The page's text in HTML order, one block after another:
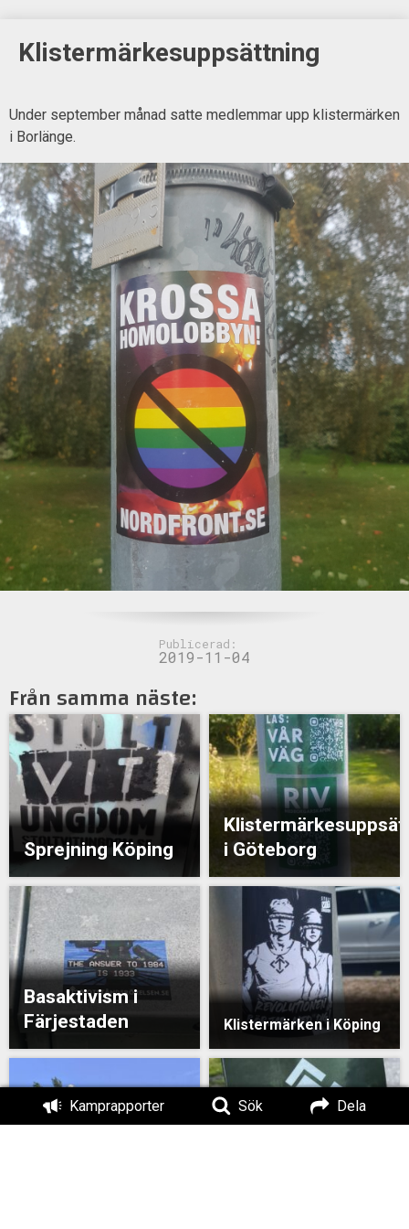
Kamprapporter Sök Dela
Klistermärkesuppsättning
Under september månad satte medlemmar upp klistermärken
i Borlänge.
Publicerad:
2019-11-04
Från samma näste:
Sprejning Köping
i Göteborg
Basaktivism i
Färjestaden
Klistermärken i Köping